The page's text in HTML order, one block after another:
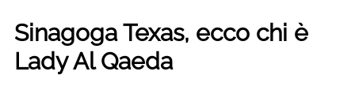
Sinagoga Texas, ecco chi è
Lady Al Qaeda